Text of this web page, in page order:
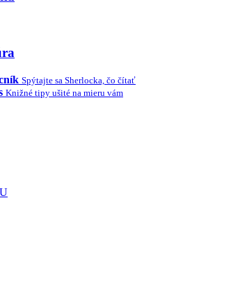
Spýtajte sa Sherlocka, čo čítať
Knižné tipy ušité na mieru vám